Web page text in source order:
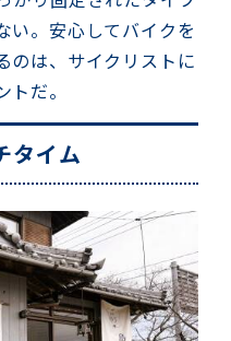
い。安心してバイクを
のは、サイクリストに
トだ。
タイム